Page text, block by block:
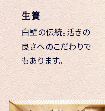
生簀
白壁の伝統。活きの
良さへのこだわりで
もあります。